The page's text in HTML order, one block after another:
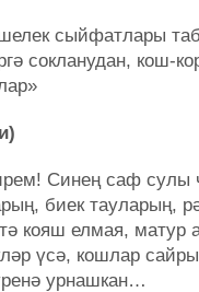
сыйфатлары
сокланудан, кош-
Синең саф
биек тауларың,
кояш елмая, матур
үсә, кошлар
урнашкан…